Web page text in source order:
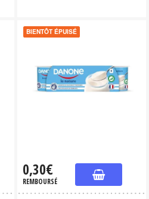
BIENTÔT ÉPUISÉ
0,30€
REMBOURSÉ